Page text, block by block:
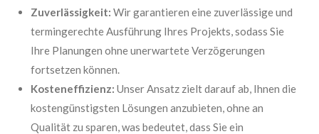
Zuverlässigkeit: Wir garantieren eine zuverlässige und
termingerechte Ausführung Ihres Projekts, sodass Sie
Ihre Planungen ohne unerwartete Verzögerungen
fortsetzen können.
Kosteneffizienz: Unser Ansatz zielt darauf ab, Ihnen die
kostengünstigsten Lösungen anzubieten, ohne an
Qualität zu sparen, was bedeutet, dass Sie ein